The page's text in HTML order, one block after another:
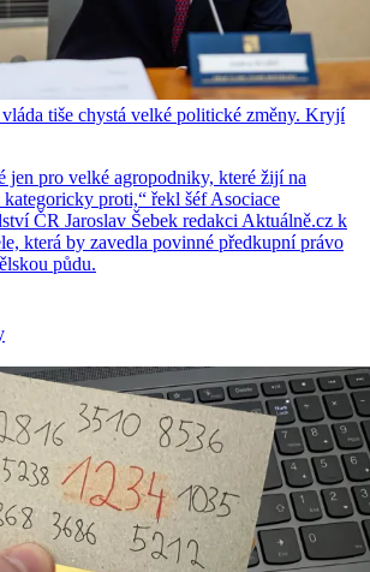
tiše chystá velké politické změny. Kryjí
jen pro velké agropodniky, které žijí na
kategoricky proti,“ řekl šéf Asociace
ČR Jaroslav Šebek redakci Aktuálně.cz k
která by zavedla povinné předkupní právo
půdu.